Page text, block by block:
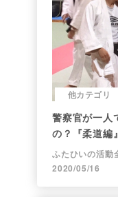
他カテゴリ
警察官が一人
の？『柔道編
ふたひいの活動
2020/05/16